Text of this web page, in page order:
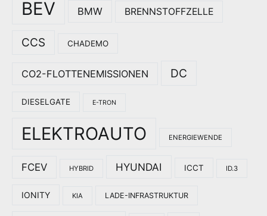
BEV BMW BRENNSTOFFZELLE
CCS CHADEMO
CO2-FLOTTENEMISSIONEN DC
DIESELGATE E-TRON
ELEKTROAUTO ENERGIEWENDE
FCEV HYBRID HYUNDAI ICCT ID.3
IONITY KIA LADE-INFRASTRUKTUR